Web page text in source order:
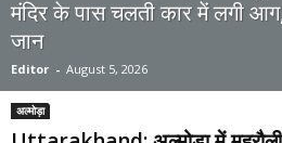
मंदिर के पास चलती कार में लगी
जान
Editor - August 5, 2026
अल्मोड़ा